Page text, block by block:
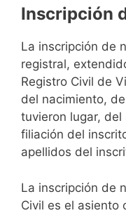
Inscripción
La inscripción de
registral,
Registro Civil de
del nacimiento,
tuvieron lugar, del
filiación del
apellidos del
La inscripción de
Civil es el asiento